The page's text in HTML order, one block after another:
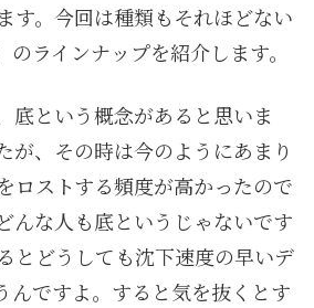
す。今回は種類もそれほどない
ラインナップを紹介します。
底という概念があると思いま
が、その時は今のようにあまり
ロストする頻度が高かったので
んな人も底というじゃないです
どうしても沈下速度の早いデ
んですよ。すると気を抜くとす